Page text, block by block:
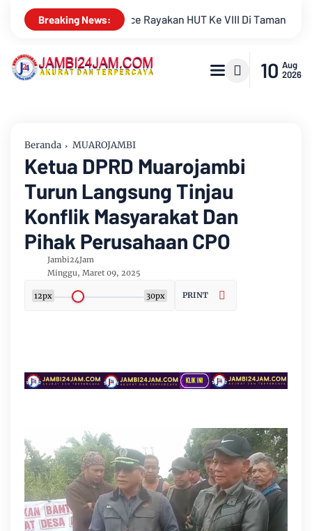
Breaking News:
Di Taman Wisata Jambi Paradise Kabupaten Muarojambi
10 Aug
2026
Beranda MUAROJAMBI
Ketua DPRD Muarojambi
Turun Langsung Tinjau
Konflik Masyarakat Dan
Pihak Perusahaan CPO
Jambi24Jam
Minggu, Maret 09, 2025
12px 30px PRINT